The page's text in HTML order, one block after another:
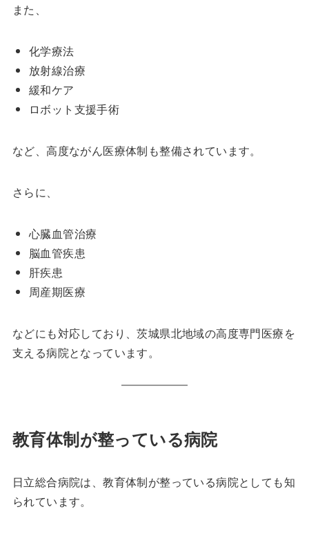
また、
化学療法
放射線治療
緩和ケア
ロボット支援手術
など、高度ながん医療体制も整備されています。
さらに、
心臓血管治療
脳血管疾患
肝疾患
周産期医療
などにも対応しており、茨城県北地域の高度専門医療を
支える病院となっています。
教育体制が整っている病院
日立総合病院は、教育体制が整っている病院としても知
られています。